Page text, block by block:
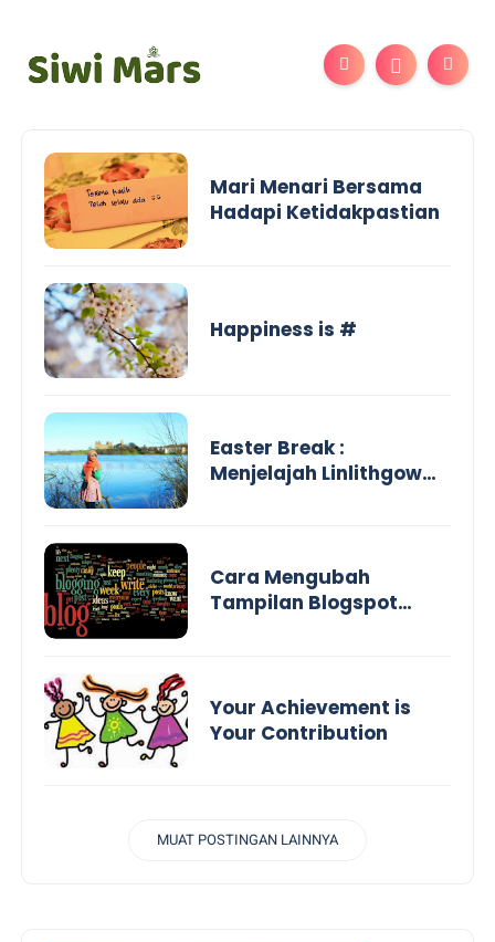
Mari Menari Bersama
Hadapi Ketidakpastian
Happiness is #
Easter Break :
Menjelajah Linlithgow
Cara Mengubah
Tampilan Blogspot
Your Achievement is
Your Contribution
MUAT POSTINGAN LAINNYA